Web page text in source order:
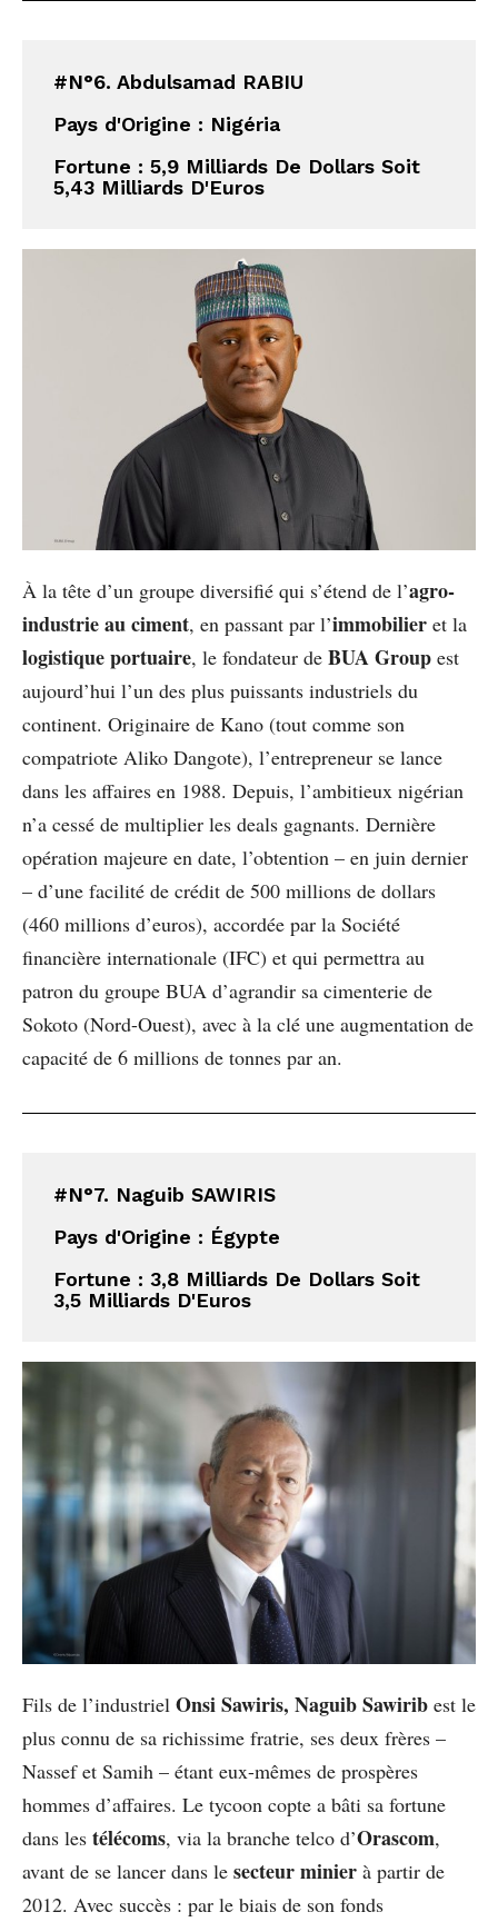
#N°6. Abdulsamad RABIU
Pays d'Origine : Nigéria
Fortune : 5,9 Milliards De Dollars Soit
5,43 Milliards D'Euros
À la tête d’un groupe diversifié qui s’étend de l’agro-
industrie au ciment, en passant par l’immobilier et la
logistique portuaire, le fondateur de BUA Group est
aujourd’hui l’un des plus puissants industriels du
continent. Originaire de Kano (tout comme son
compatriote Aliko Dangote), l’entrepreneur se lance
dans les affaires en 1988. Depuis, l’ambitieux nigérian
n’a cessé de multiplier les deals gagnants. Dernière
opération majeure en date, l’obtention – en juin dernier
– d’une facilité de crédit de 500 millions de dollars
(460 millions d’euros), accordée par la Société
financière internationale (IFC) et qui permettra au
patron du groupe BUA d’agrandir sa cimenterie de
Sokoto (Nord-Ouest), avec à la clé une augmentation de
capacité de 6 millions de tonnes par an.
#N°7. Naguib SAWIRIS
Pays d'Origine : Égypte
Fortune : 3,8 Milliards De Dollars Soit
3,5 Milliards D'Euros
Fils de l’industriel Onsi Sawiris, Naguib Sawirib est le
plus connu de sa richissime fratrie, ses deux frères –
Nassef et Samih – étant eux-mêmes de prospères
hommes d’affaires. Le tycoon copte a bâti sa fortune
dans les télécoms, via la branche telco d’Orascom,
avant de se lancer dans le secteur minier à partir de
2012. Avec succès : par le biais de son fonds